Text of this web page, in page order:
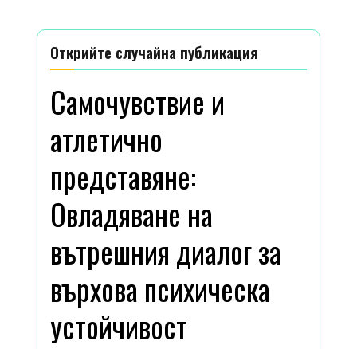
Открийте случайна публикация
Самочувствие и
атлетично
представяне:
Овладяване на
вътрешния диалог за
върхова психическа
устойчивост